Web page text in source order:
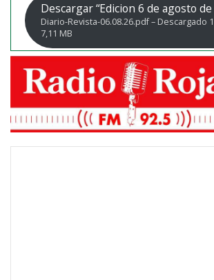
Descargar “Edicion 6 de agosto de
Diario-Revista-06.08.26.pdf – Descargado
7,11 MB